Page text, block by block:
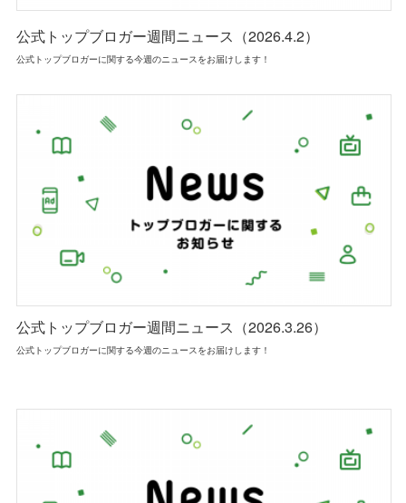
公式トップブロガー週間ニュース（2026.4.2）
公式トップブロガーに関する今週のニュースをお届けします！
公式トップブロガー週間ニュース（2026.3.26）
公式トップブロガーに関する今週のニュースをお届けします！